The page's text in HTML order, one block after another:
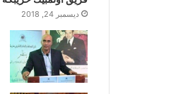
ديسمبر 24, 2018